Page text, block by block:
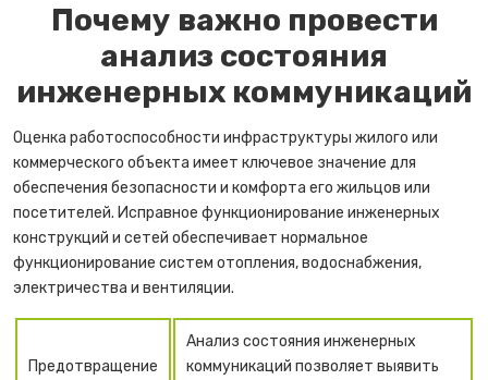
Почему важно провести
анализ состояния
инженерных коммуникаций
Оценка работоспособности инфраструктуры жилого или
коммерческого объекта имеет ключевое значение для
обеспечения безопасности и комфорта его жильцов или
посетителей. Исправное функционирование инженерных
конструкций и сетей обеспечивает нормальное
функционирование систем отопления, водоснабжения,
электричества и вентиляции.
Предотвращение
Анализ состояния инженерных
коммуникаций позволяет выявить